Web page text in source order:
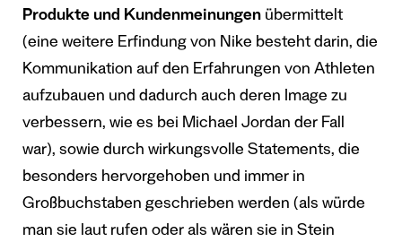
Produkte und Kundenmeinungen übermittelt
(eine weitere Erfindung von Nike besteht darin, die
Kommunikation auf den Erfahrungen von Athleten
aufzubauen und dadurch auch deren Image zu
verbessern, wie es bei Michael Jordan der Fall
war), sowie durch wirkungsvolle Statements, die
besonders hervorgehoben und immer in
Großbuchstaben geschrieben werden (als würde
man sie laut rufen oder als wären sie in Stein